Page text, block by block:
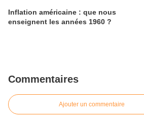
Inflation américaine : que nous
enseignent les années 1960 ?
Commentaires
Ajouter un commentaire